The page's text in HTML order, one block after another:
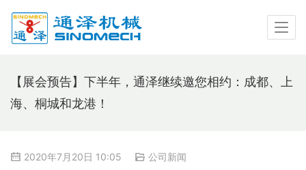
【展会预告】下半年，通泽继续邀您相约：成都、上
海、桐城和龙港！
2020年7月20日 10:05 公司新闻